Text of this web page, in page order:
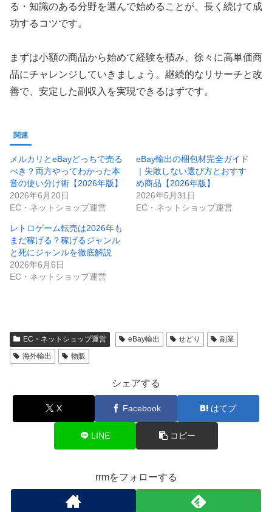
る・知識のある分野を選んで始めることが、長く続けて成
功するコツです。
まずは小額の商品から始めて経験を積み、徐々に高単価商
品にチャレンジしていきましょう。継続的なリサーチと改
善で、安定した副収入を実現できるはずです。
関連
メルカリとeBayどっちで売る
べき？両方やってわかった本
音の使い分け術【2026年版】
2026年6月20日
EC・ネットショップ運営
eBay輸出の梱包材完全ガイド
｜失敗しない選び方とおすす
め商品【2026年版】
2026年5月31日
EC・ネットショップ運営
レトロゲーム転売は2026年も
まだ稼げる？稼げるジャンル
と死にジャンルを徹底解説
2026年6月6日
EC・ネットショップ運営
EC・ネットショップ運営 eBay輸出 せどり
副業
海外輸出
物販
シェアする
X Facebook はてブ
LINE コピー
rrmをフォローする